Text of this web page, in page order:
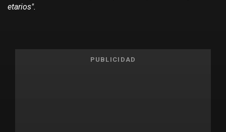
etarios".
PUBLICIDAD